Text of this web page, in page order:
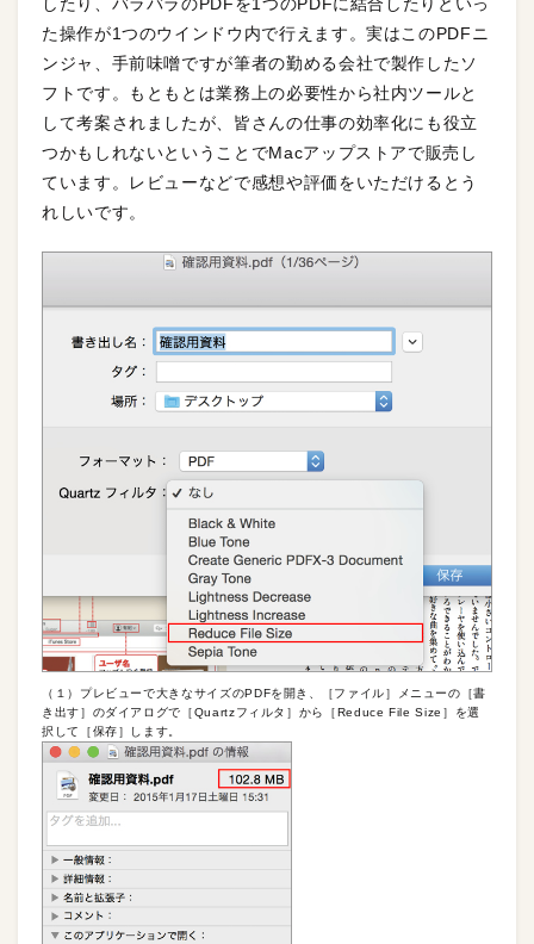
したり、バラバラのPDFを1つのPDFに結合したりといっ
た操作が1つのウインドウ内で行えます。実はこのPDFニ
ンジャ、手前味噌ですが筆者の勤める会社で製作したソ
フトです。もともとは業務上の必要性から社内ツールと
して考案されましたが、皆さんの仕事の効率化にも役立
つかもしれないということでMacアップストアで販売し
ています。レビューなどで感想や評価をいただけるとう
れしいです。
（１）プレビューで大きなサイズのPDFを開き、［ファイル］メニューの［書
き出す］のダイアログで［Quartzフィルタ］から［Reduce File Size］を選
択して［保存］します。